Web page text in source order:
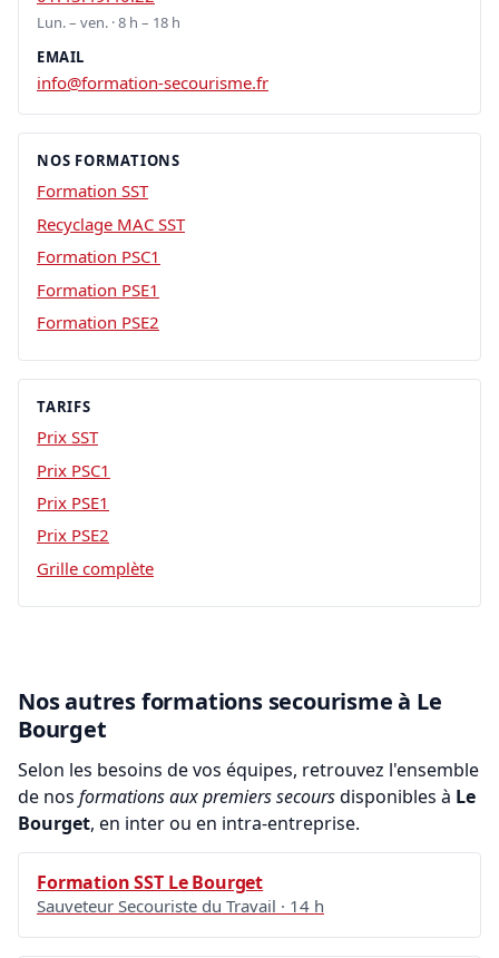
Lun. – ven. · 8 h – 18 h
EMAIL
info@formation-secourisme.fr
NOS FORMATIONS
Formation SST
Recyclage MAC SST
Formation PSC1
Formation PSE1
Formation PSE2
TARIFS
Prix SST
Prix PSC1
Prix PSE1
Prix PSE2
Grille complète
Nos autres formations secourisme à Le
Bourget
Selon les besoins de vos équipes, retrouvez l'ensemble
de nos formations aux premiers secoursdisponibles à Le
Bourget, en inter ou en intra-entreprise.
Formation SST Le Bourget
Sauveteur Secouriste du Travail · 14 h